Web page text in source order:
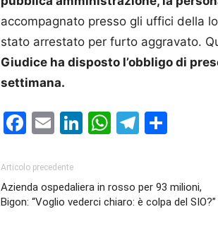
accompagnato presso gli uffici della
stato arrestato per furto aggravato.
Giudice ha disposto l’obbligo di
settimana.
Facebook
EmailLinkedIn
WhatsApp
Articolo precedente
Azienda ospedaliera in rosso per 93 milioni,
Bigon: “Voglio vederci chiaro: è colpa del SIO?”